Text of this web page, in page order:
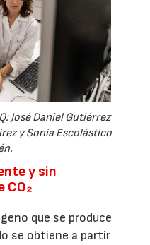
José Daniel Gutiérrez
y Sonia Escolástico
y sin
CO₂
que se produce
se obtiene a partir